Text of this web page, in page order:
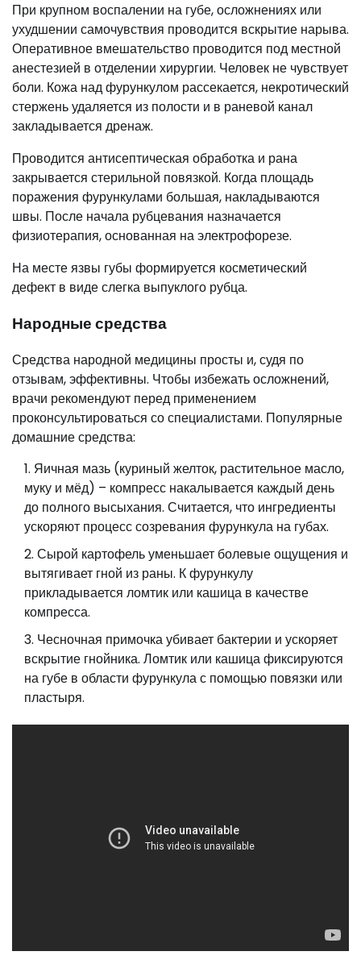
При крупном воспалении на губе, осложнениях или
ухудшении самочувствия проводится вскрытие нарыва.
Оперативное вмешательство проводится под местной
анестезией в отделении хирургии. Человек не чувствует
боли. Кожа над фурункулом рассекается, некротический
стержень удаляется из полости и в раневой канал
закладывается дренаж.
Проводится антисептическая обработка и рана
закрывается стерильной повязкой. Когда площадь
поражения фурункулами большая, накладываются
швы. После начала рубцевания назначается
физиотерапия, основанная на электрофорезе.
На месте язвы губы формируется косметический
дефект в виде слегка выпуклого рубца.
Народные средства
Средства народной медицины просты и, судя по
отзывам, эффективны. Чтобы избежать осложнений,
врачи рекомендуют перед применением
проконсультироваться со специалистами. Популярные
домашние средства:
Яичная мазь (куриный желток, растительное масло,
муку и мёд) – компресс накалывается каждый день
до полного высыхания. Считается, что ингредиенты
ускоряют процесс созревания фурункула на губах.
Сырой картофель уменьшает болевые ощущения и
вытягивает гной из раны. К фурункулу
прикладывается ломтик или кашица в качестве
компресса.
Чесночная примочка убивает бактерии и ускоряет
вскрытие гнойника. Ломтик или кашица фиксируются
на губе в области фурункула с помощью повязки или
пластыря.